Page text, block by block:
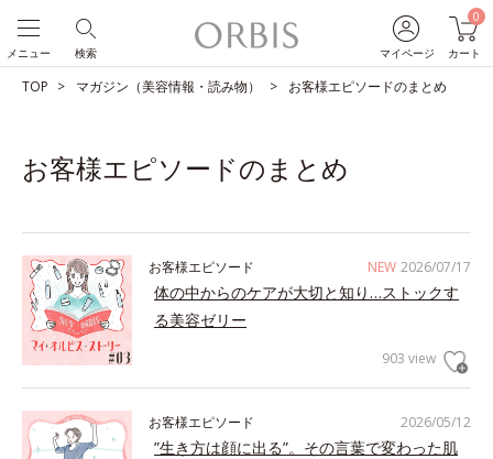
マイページ
0
カート
検索
メニュー
TOP マガジン（美容情報・読み物） お客様エピソードのまとめ
お客様エピソードのまとめ
NEW 2026/07/17
お客様エピソード
体の中からのケアが大切と知り…ストックす
る美容ゼリー
903 view
2026/05/12
お客様エピソード
”生き方は顔に出る”。その言葉で変わった肌